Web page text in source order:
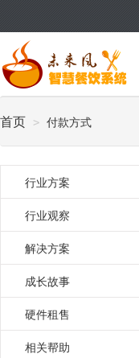
首页 > 付款方式
行业方案
行业观察
解决方案
成长故事
硬件租售
相关帮助